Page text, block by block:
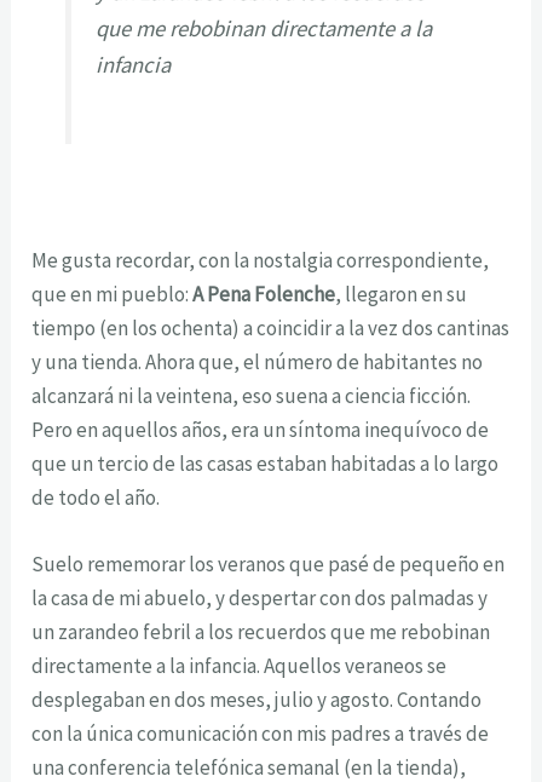
que me rebobinan directamente a la
infancia
Me gusta recordar, con la nostalgia correspondiente,
que en mi pueblo:A Pena Folenche, llegaron en su
tiempo (en los ochenta) a coincidir a la vez dos cantinas
y una tienda. Ahora que, el número de habitantes no
alcanzará ni la veintena, eso suena a ciencia ficción.
Pero en aquellos años, era un síntoma inequívoco de
que un tercio de las casas estaban habitadas a lo largo
de todo el año.
Suelo rememorar los veranos que pasé de pequeño en
la casa de mi abuelo, y despertar con dos palmadas y
un zarandeo febril a los recuerdos que me rebobinan
directamente a la infancia. Aquellos veraneos se
desplegaban en dos meses, julio y agosto. Contando
con la única comunicación con mis padres a través de
una conferencia telefónica semanal (en la tienda),